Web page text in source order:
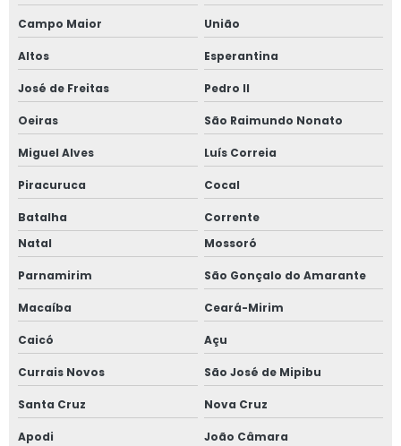
Campo Maior União
Altos Esperantina
José de Freitas Pedro II
Oeiras São Raimundo Nonato
Miguel Alves Luís Correia
Piracuruca Cocal
Batalha
Corrente
Natal
Mossoró
Parnamirim São Gonçalo do Amarante
Macaíba Ceará-Mirim
Caicó Açu
Currais Novos São José de Mipibu
Santa Cruz Nova Cruz
Apodi João Câmara